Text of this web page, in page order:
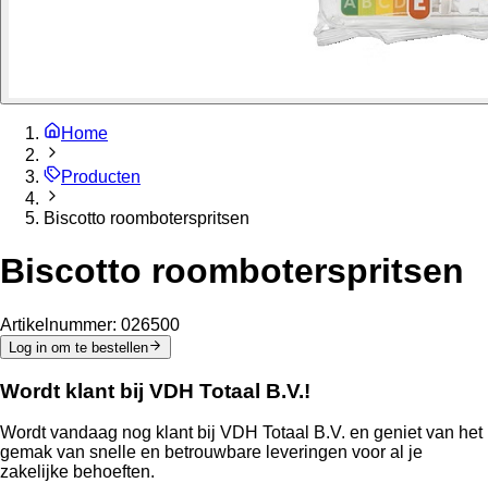
Home
Producten
Biscotto roomboterspritsen
Biscotto roomboterspritsen
Artikelnummer: 026500
Log in om te bestellen
Wordt klant bij VDH Totaal B.V.!
Wordt vandaag nog klant bij VDH Totaal B.V. en geniet van het
gemak van snelle en betrouwbare leveringen voor al je
zakelijke behoeften.